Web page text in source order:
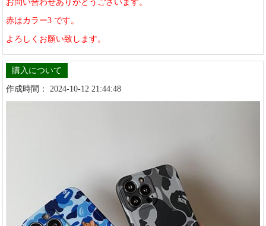
お問い合わせありがとうございます。
赤はカラー3 です。
よろしくお願い致します。
購入について
作成時間： 2024-10-12 21:44:48